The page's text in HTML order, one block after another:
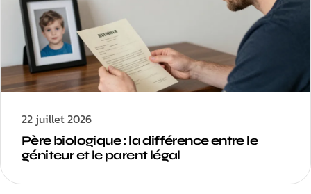
Père biologique : la différence entre le
géniteur et le parent légal
22 juillet 2026